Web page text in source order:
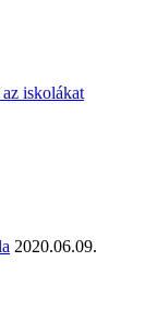
iskolákat
2020.06.09.